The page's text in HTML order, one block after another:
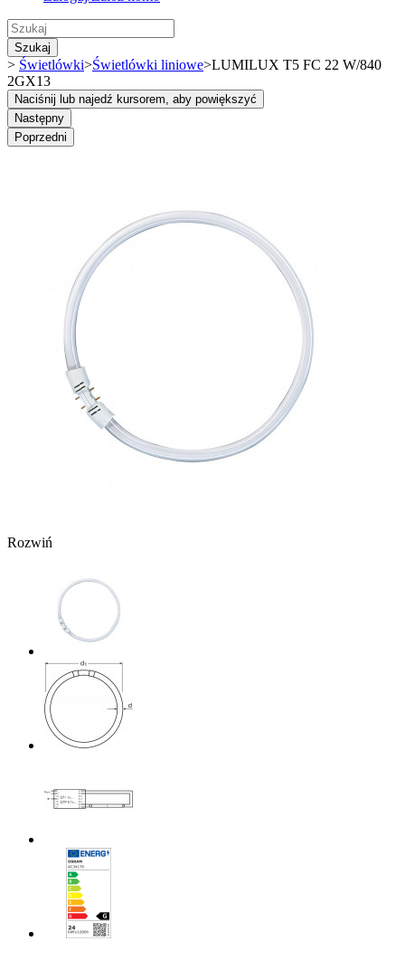
Szukaj
> Świetlówki>Świetlówki liniowe>LUMILUX T5 FC 22 W/840
2GX13
Naciśnij lub najedź kursorem, aby powiększyć
Następny
Poprzedni
Rozwiń